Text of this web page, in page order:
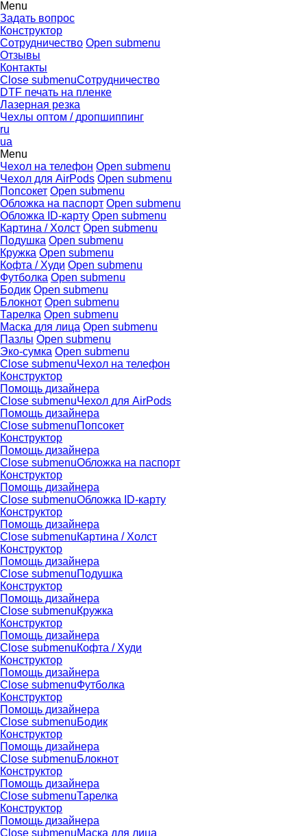
Menu
Задать вопрос
Конструктор
Сотрудничество Open submenu
Отзывы
Контакты
Close submenuСотрудничество
DTF печать на пленке
Лазерная резка
Чехлы оптом / дропшиппинг
ru
ua
Menu
Чехол на телефон Open submenu
Чехол для AirPods Open submenu
Попсокет Open submenu
Обложка на паспорт Open submenu
Обложка ID-карту Open submenu
Картина / Холст Open submenu
Подушка Open submenu
Кружка Open submenu
Кофта / Худи Open submenu
Футболка Open submenu
Бодик Open submenu
Блокнот Open submenu
Тарелка Open submenu
Маска для лица Open submenu
Пазлы Open submenu
Эко-сумка Open submenu
Close submenuЧехол на телефон
Конструктор
Помощь дизайнера
Close submenuЧехол для AirPods
Помощь дизайнера
Close submenuПопсокет
Конструктор
Помощь дизайнера
Close submenuОбложка на паспорт
Конструктор
Помощь дизайнера
Close submenuОбложка ID-карту
Конструктор
Помощь дизайнера
Close submenuКартина / Холст
Конструктор
Помощь дизайнера
Close submenuПодушка
Конструктор
Помощь дизайнера
Close submenuКружка
Конструктор
Помощь дизайнера
Close submenuКофта / Худи
Конструктор
Помощь дизайнера
Close submenuФутболка
Конструктор
Помощь дизайнера
Close submenuБодик
Конструктор
Помощь дизайнера
Close submenuБлокнот
Конструктор
Помощь дизайнера
Close submenuТарелка
Конструктор
Помощь дизайнера
Close submenuМаска для лица